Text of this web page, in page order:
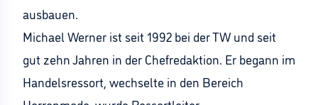
ausbauen.
Michael Werner ist seit 1992 bei der TW und seit
gut zehn Jahren in der Chefredaktion. Er begann im
Handelsressort, wechselte in den Bereich